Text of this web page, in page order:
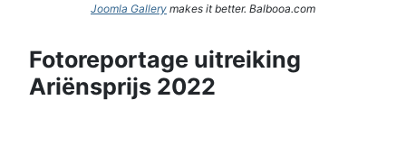
Joomla Gallery makes it better. Balbooa.com
Fotoreportage uitreiking
Ariënsprijs 2022